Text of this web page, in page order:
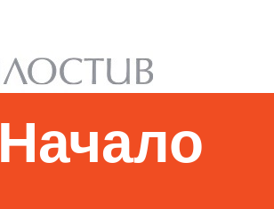
Начало